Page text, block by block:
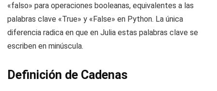
«falso» para operaciones booleanas, equivalentes a las
palabras clave «True» y «False» en Python. La única
diferencia radica en que en Julia estas palabras clave se
escriben en minúscula.
Definición de Cadenas